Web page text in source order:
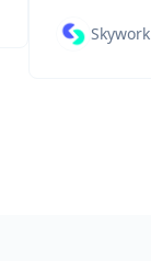
Skywork